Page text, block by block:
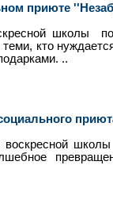
приюте
школы
кто
..
воскресной